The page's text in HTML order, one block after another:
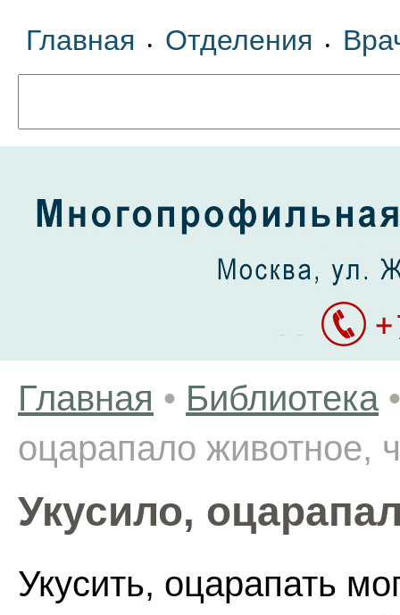
Главная • Отделения •
Главная • Библиотека •
оцарапало животное,
Укусило,
Укусить, оцарапать